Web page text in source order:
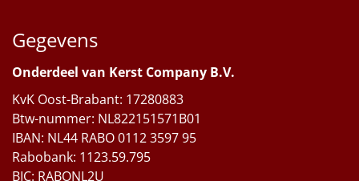
Gegevens
Onderdeel van Kerst Company B.V.
KvK Oost-Brabant: 17280883
Btw-nummer: NL822151571B01
IBAN: NL44 RABO 0112 3597 95
Rabobank: 1123.59.795
BIC: RABONL2U